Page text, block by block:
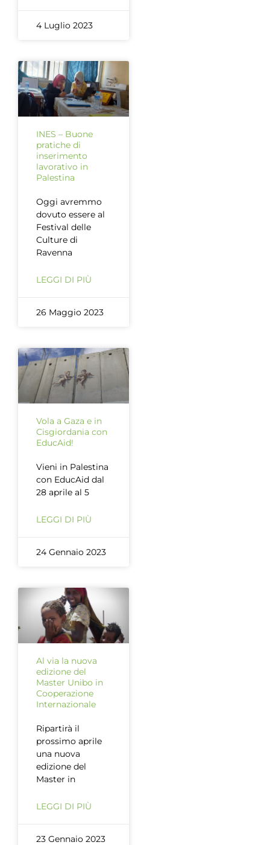
4 Luglio 2023
INES – Buone
pratiche di
inserimento
lavorativo in
Palestina
Oggi avremmo
dovuto essere al
Festival delle
Culture di
Ravenna
LEGGI DI PIÙ
26 Maggio 2023
Vola a Gaza e in
Cisgiordania con
EducAid!
Vieni in Palestina
con EducAid dal
28 aprile al 5
LEGGI DI PIÙ
24 Gennaio 2023
Al via la nuova
edizione del
Master Unibo in
Cooperazione
Internazionale
Ripartirà il
prossimo aprile
una nuova
edizione del
Master in
LEGGI DI PIÙ
23 Gennaio 2023